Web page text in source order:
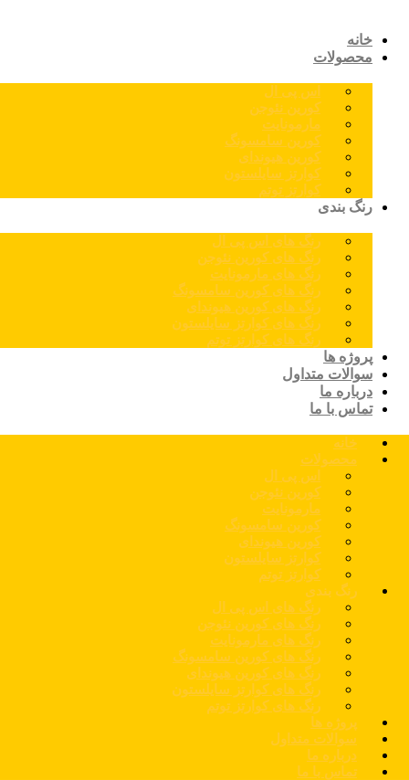
خانه
محصولات
اس پی ال
کورین نئوجن
مارمونایت
کورین سامسونگ
کورین هیوندای
کوارتز سایلستون
کوارتز توتم
رنگ بندی
رنگ های اس پی ال
رنگ های کورین نئوجن
رنگ های مارمونایت
رنگ های کورین سامسونگ
رنگ های کورین هیوندای
رنگ های کوارتز سایلستون
رنگ های کوارتز توتم
پروژه ها
سوالات متداول
درباره ما
تماس با ما
خانه
محصولات
اس پی ال
کورین نئوجن
مارمونایت
کورین سامسونگ
کورین هیوندای
کوارتز سایلستون
کوارتز توتم
رنگ بندی
رنگ های اس پی ال
رنگ های کورین نئوجن
رنگ های مارمونایت
رنگ های کورین سامسونگ
رنگ های کورین هیوندای
رنگ های کوارتز سایلستون
رنگ های کوارتز توتم
پروژه ها
سوالات متداول
درباره ما
تماس با ما